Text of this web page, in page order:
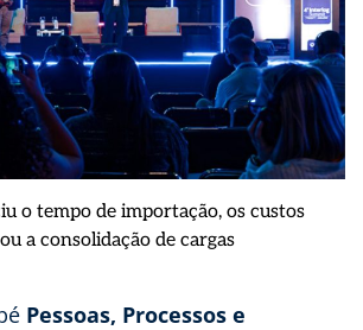
o tempo de importação, os custos
a consolidação de cargas
Pessoas, Processos e